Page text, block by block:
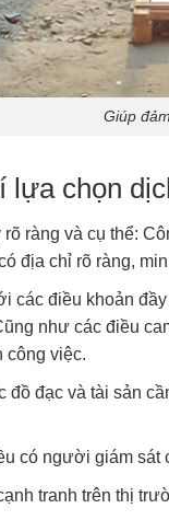
Giúp
lựa chọn
ràng và cụ thể:
địa chỉ rõ ràng,
các điều khoản
như các điều
công việc.
đồ đạc và tài sản
có người giám sát
tranh trên thị